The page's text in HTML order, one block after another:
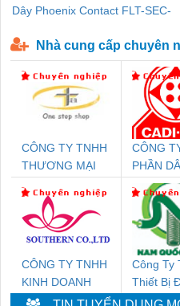
Dây Phoenix Contact FLT-SEC-
Nhà cung cấp chuyên
CÔNG TY TNHH
THƯƠNG MẠI
NAM
CÔNG
PHẦN
CÁP
CÔNG TY TNHH
KINH DOANH
DỊCH VỤ XNK
Công Ty
Thiết Bị
Nam